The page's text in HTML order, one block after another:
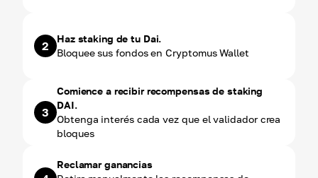
2
Haz staking de tu Dai.
Bloquee sus fondos en Cryptomus Wallet
3
Comience a recibir recompensas de staking
DAI.
Obtenga interés cada vez que el validador crea
bloques
Reclamar ganancias